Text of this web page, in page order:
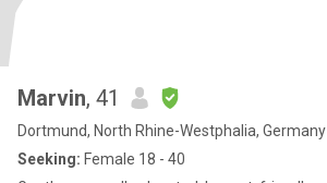
Marvin, 41
Dortmund, North Rhine-Westphalia, Germany
Seeking: Female 18 - 40